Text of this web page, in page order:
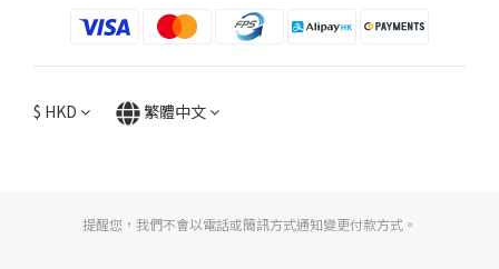
$ HKD 繁體中文
提醒您，我們不會以電話或簡訊方式通知變更付款方式。